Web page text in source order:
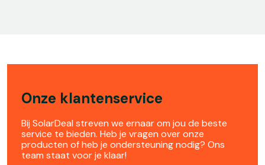
Onze klantenservice
Bij SolarDeal streven we ernaar om jou de beste
service te bieden. Heb je vragen over onze
producten of heb je ondersteuning nodig? Ons
team staat voor je klaar!